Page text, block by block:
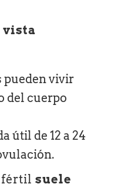
vista
pueden vivir
del cuerpo
útil de 12 a 24
fértilsuele